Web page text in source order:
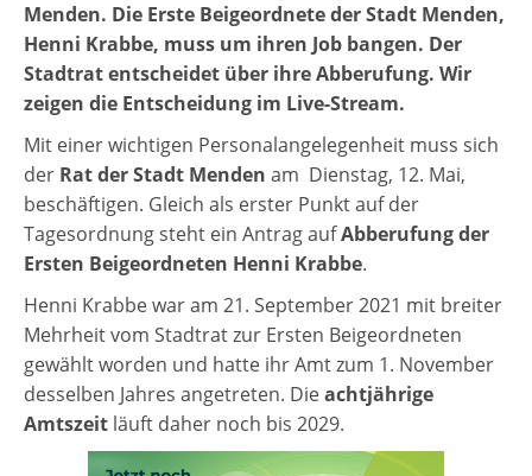
Menden. Die Erste Beigeordnete der Stadt Menden,
Henni Krabbe, muss um ihren Job bangen. Der
Stadtrat entscheidet über ihre Abberufung. Wir
zeigen die Entscheidung im Live-Stream.
Mit einer wichtigen Personalangelegenheit muss sich
der Rat der Stadt Menden am Dienstag, 12. Mai,
beschäftigen. Gleich als erster Punkt auf der
Tagesordnung steht ein Antrag aufAbberufung der
Ersten Beigeordneten Henni Krabbe.
Henni Krabbe war am 21. September 2021 mit breiter
Mehrheit vom Stadtrat zur Ersten Beigeordneten
gewählt worden und hatte ihr Amt zum 1. November
desselben Jahres angetreten. Dieachtjährige
Amtszeit läuft daher noch bis 2029.